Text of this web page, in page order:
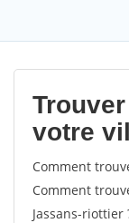
votre
Comment
Comment
Jassans-